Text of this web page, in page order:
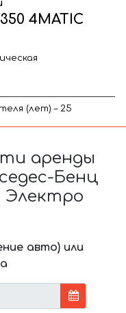
4MATIC
(лет) – 25
аренды
Бенц
Электро
авто) или